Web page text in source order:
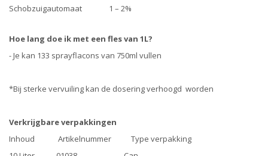
Schobzuigautomaat 1 – 2%
Hoe lang doe ik met een fles van 1L?
- Je kan 133 sprayflacons van 750ml vullen
*Bij sterke vervuiling kan de dosering verhoogd worden
Verkrijgbare verpakkingen
Inhoud Artikelnummer Type verpakking